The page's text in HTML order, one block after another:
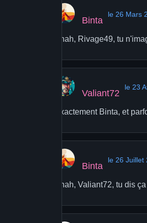
Binta
le 26 Mars
Ahah, Rivage49, tu
Valiant72
le 23
Exactement Binta, et
Binta
le 26 Juillet
Ahah, Valiant72, tu dis